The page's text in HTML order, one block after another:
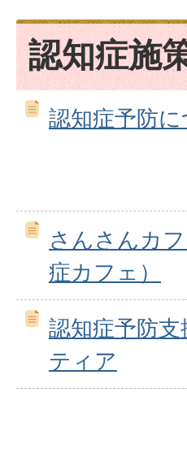
認知症施
認知症予防に
さんさんカ
症カフェ）
認知症予防支
ティア